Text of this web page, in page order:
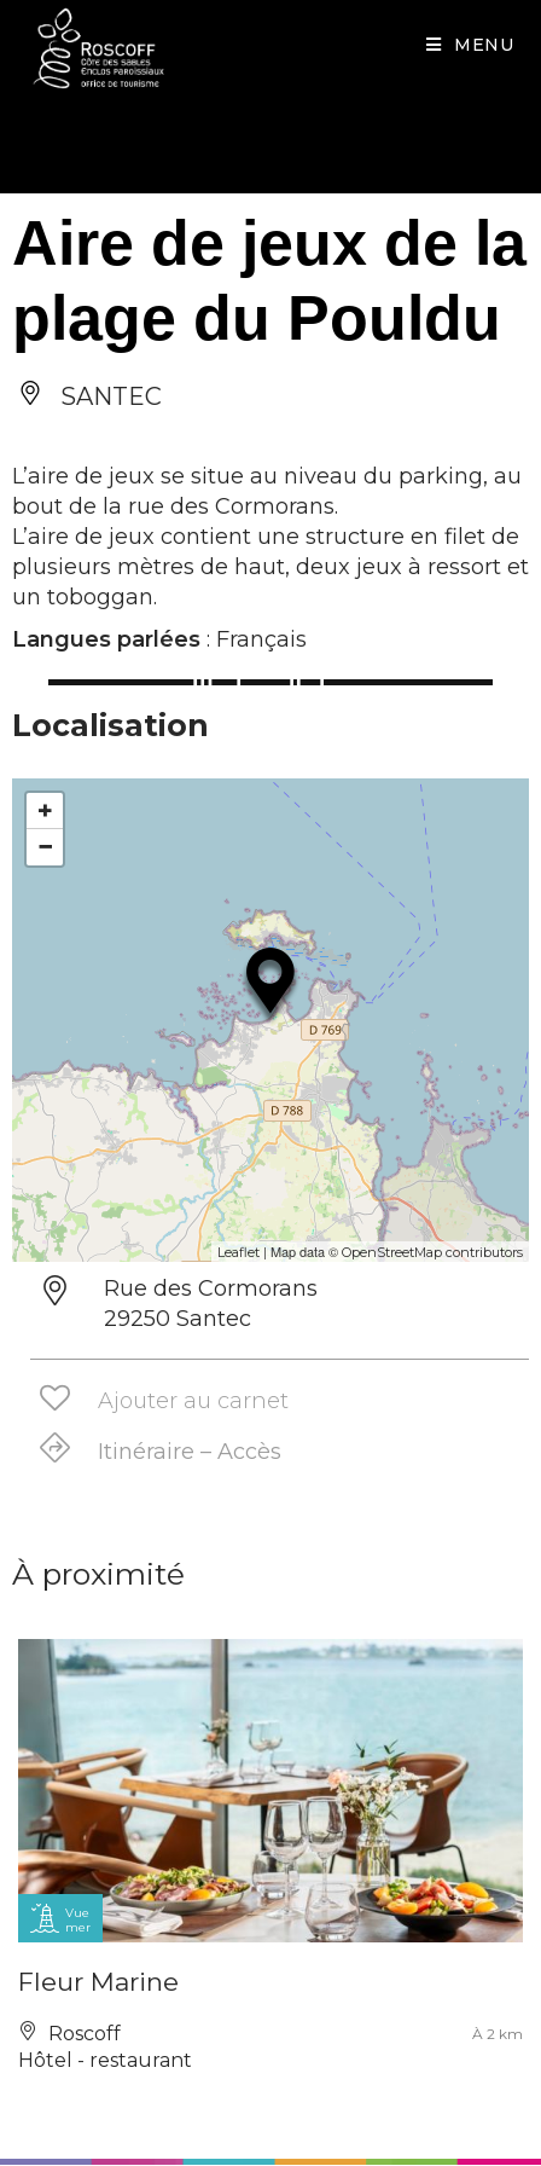
MENU
Aire de jeux de la
plage du Pouldu
SANTEC
L’aire de jeux se situe au niveau du parking, au
bout de la rue des Cormorans.
L’aire de jeux contient une structure en filet de
plusieurs mètres de haut, deux jeux à ressort et
un toboggan.
Langues parlées : Français
Localisation
+
−
Leaflet | Map data © OpenStreetMap contributors
Rue des Cormorans
29250 Santec
Ajouter au carnet
Itinéraire – Accès
À proximité
Vue
mer
Fleur Marine
Roscoff À 2 km
Hôtel - restaurant
Cookies management panel